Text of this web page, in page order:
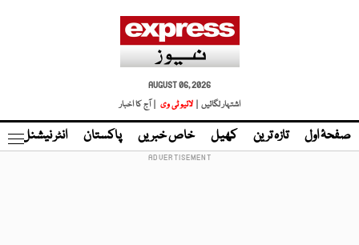
AUGUST 06, 2026
اشتہار لگائیں |
لائیو ٹی وی | آج کا اخبار
صفحۂ اول تازہ ترین کھیل خاص خبریں پاکستان انٹر نیشنل